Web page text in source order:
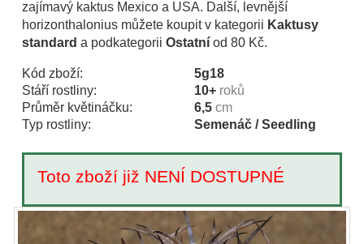
zajímavý kaktus Mexico a USA. Další, levnější
horizonthalonius můžete koupit v kategorii Kaktusy
standard a podkategorii Ostatní od 80 Kč.
Kód zboží:
5g18
Stáří rostliny:
10+ roků
Průměr květináčku:
6,5 cm
Typ rostliny:
Semenáč / Seedling
Toto zboží již NENÍ DOSTUPNÉ